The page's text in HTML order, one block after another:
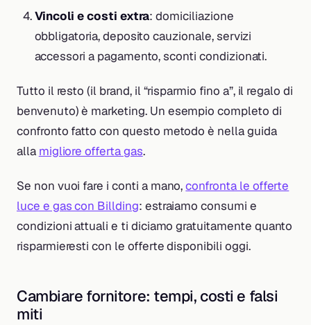
Vincoli e costi extra: domiciliazione
obbligatoria, deposito cauzionale, servizi
accessori a pagamento, sconti condizionati.
Tutto il resto (il brand, il “risparmio fino a”, il regalo di
benvenuto) è marketing. Un esempio completo di
confronto fatto con questo metodo è nella guida
alla migliore offerta gas.
Se non vuoi fare i conti a mano,confronta le offerte
luce e gas con Billding: estraiamo consumi e
condizioni attuali e ti diciamo gratuitamente quanto
risparmieresti con le offerte disponibili oggi.
Cambiare fornitore: tempi, costi e falsi
miti